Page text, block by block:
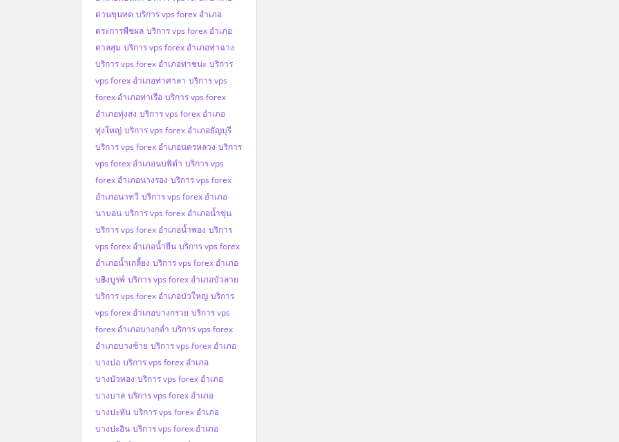
ด่านขุนทด บริการ vps forex อำเภอ
ตระการพืชผล บริการ vps forex อำเภอ
ตาลสุม บริการ vps forex อำเภอท่าฉาง
บริการ vps forex อำเภอท่าชนะ บริการ
vps forex อำเภอท่าศาลา บริการ vps
forex อำเภอท่าเรือ บริการ vps forex
อำเภอทุ่งสง บริการ vps forex อำเภอ
ทุ่งใหญ่ บริการ vps forex อำเภอธัญบุรี
บริการ vps forex อำเภอนครหลวง บริการ
vps forex อำเภอนบพิตำ บริการ vps
forex อำเภอนางรอง บริการ vps forex
อำเภอนาทวี บริการ vps forex อำเภอ
นาบอน บริการ vps forex อำเภอน้ำขุ่น
บริการ vps forex อำเภอน้ำพอง บริการ
vps forex อำเภอน้ำยืน บริการ vps forex
อำเภอน้ำเกลี้ยง บริการ vps forex อำเภอ
บ฿งบูรพ์ บริการ vps forex อำเภอบัวลาย
บริการ vps forex อำเภอบัวใหญ่ บริการ
vps forex อำเภอบางกรวย บริการ vps
forex อำเภอบางกล่ำ บริการ vps forex
อำเภอบางซ้าย บริการ vps forex อำเภอ
บางบ่อ บริการ vps forex อำเภอ
บางบัวทอง บริการ vps forex อำเภอ
บางบาล บริการ vps forex อำเภอ
บางปะหัน บริการ vps forex อำเภอ
บางปะอิน บริการ vps forex อำเภอ